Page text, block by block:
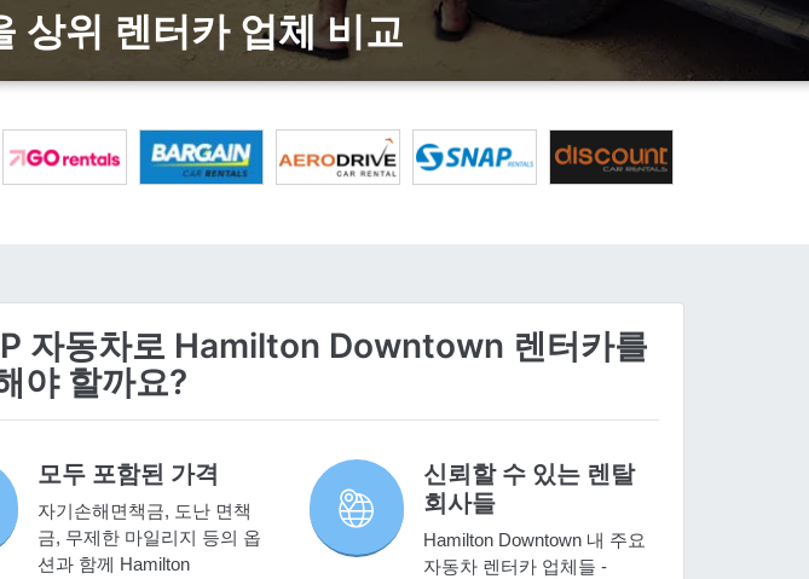
위 렌터카 업체 비교
자동차로 Hamilton Downtown 렌터카를
야 할까요?
모두 포함된 가격
자기손해면책금, 도난 면책
금, 무제한 마일리지 등의 옵
션과 함께 Hamilton
신뢰할 수 있는 렌탈
회사들
Hamilton Downtown 내 주요
자동차 렌터카 업체들 -